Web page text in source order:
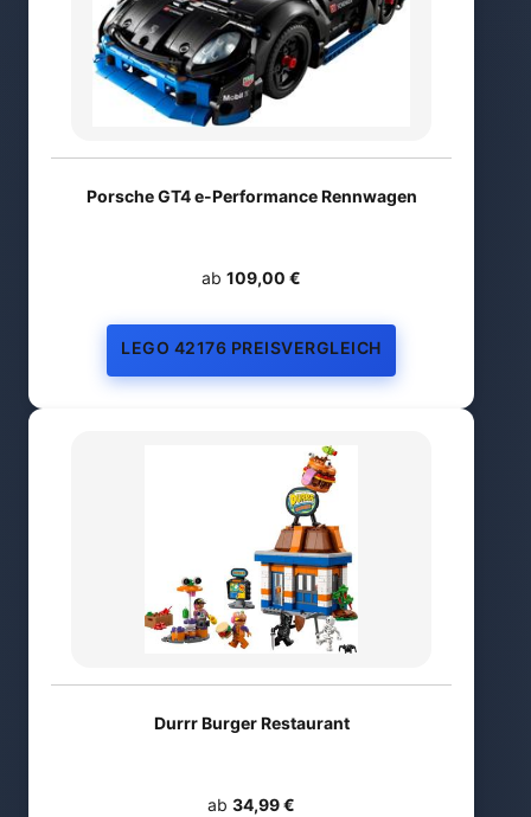
Porsche GT4 e-Performance Rennwagen
ab 109,00 €
LEGO 42176 PREISVERGLEICH
Durrr Burger Restaurant
ab 34,99 €